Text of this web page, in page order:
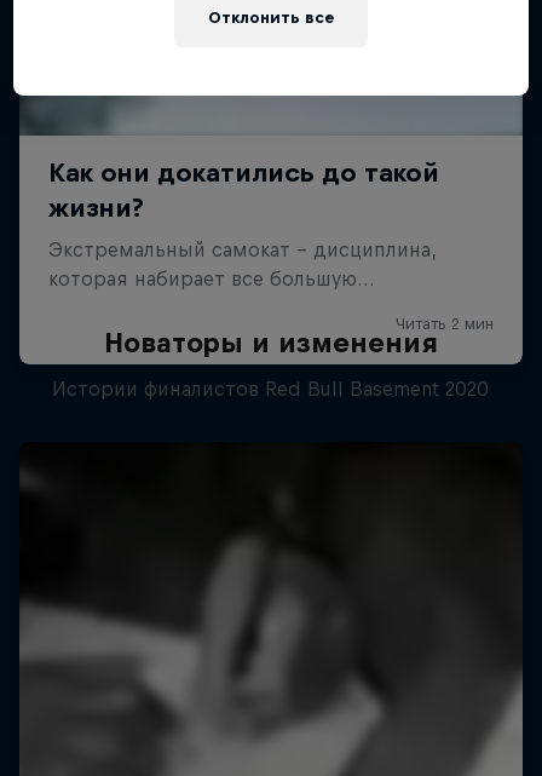
Новаторы и изменения
Истории финалистов Red Bull Basement 2020
Отклонить все